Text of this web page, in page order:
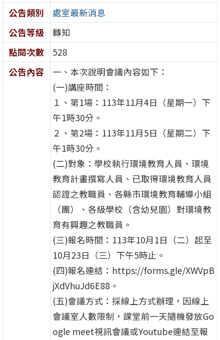
公告類別
處室最新消息
公告等級
轉知
點閱次數
528
公告內容
一、本次說明會議內容如下：
(一)講座時間：
１、第1場：113年11月4日（星期一）下
午1時30分。
２、第2場：113年11月5日（星期二）下
午1時30分。
(二)對象：學校執行環境教育人員、環境
教育計畫撰寫人員、已取得環境教育人員
認證之教職員、各縣市環境教育輔導小組
（團）、各級學校（含幼兒園）對環境教
育有興趣之教職員。
(三)報名時間：113年10月1日（二）起至
10月23日（三）下午5時止。
(四)報名連結：https://forms.gle/XWVpB
jXdVhuJd6E88。
(五)會議方式：採線上方式辦理，因線上
會議室人數限制，課堂前一天隨機發放Go
ogle meet視訊會議或Youtube連結至報